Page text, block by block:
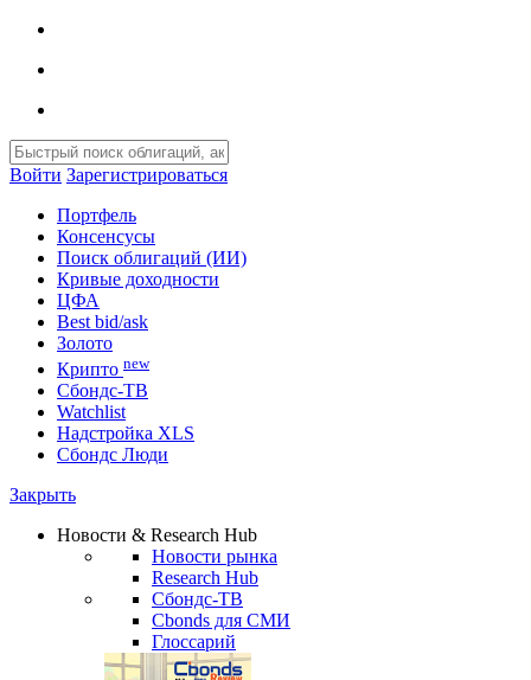
Войти Зарегистрироваться
Портфель
Консенсусы
Поиск облигаций (ИИ)
Кривые доходности
ЦФА
Best bid/ask
Золото
Крипто new
Сбондс-ТВ
Watchlist
Надстройка XLS
Сбондс Люди
Закрыть
Новости & Research Hub
Новости рынка
Research Hub
Сбондс-ТВ
Cbonds для СМИ
Глоссарий